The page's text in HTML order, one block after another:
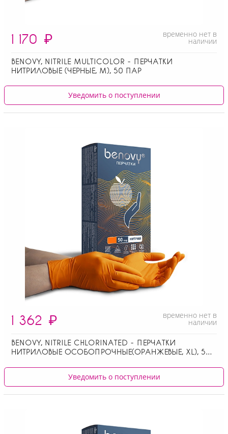
1 170 ₽ временно нет в
наличии
BENOVY, NITRILE MULTICOLOR - ПЕРЧАТКИ
НИТРИЛОВЫЕ (ЧЕРНЫЕ, M), 50 ПАР
Уведомить о поступлении
1 362 ₽ временно нет в
наличии
BENOVY, NITRILE CHLORINATED - ПЕРЧАТКИ
НИТРИЛОВЫЕ ОСОБОПРОЧНЫЕ(ОРАНЖЕВЫЕ, XL), 50
Уведомить о поступлении